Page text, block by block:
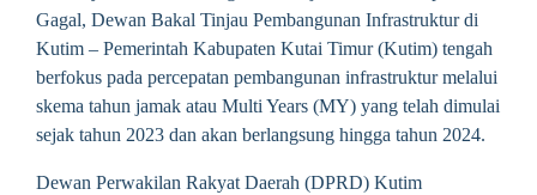
Gagal, Dewan Bakal Tinjau Pembangunan Infrastruktur di
Kutim – Pemerintah Kabupaten Kutai Timur (Kutim) tengah
berfokus pada percepatan pembangunan infrastruktur melalui
skema tahun jamak atau Multi Years (MY) yang telah dimulai
sejak tahun 2023 dan akan berlangsung hingga tahun 2024.
Dewan Perwakilan Rakyat Daerah (DPRD) Kutim